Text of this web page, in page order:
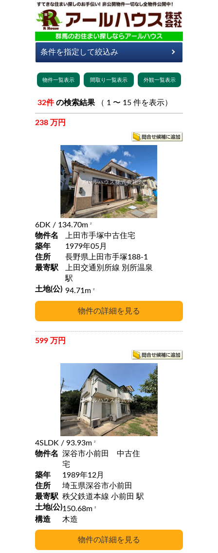
32件 の検索結果 （ 1 〜 15 件を表示）
238 万円
6DK / 134.70m 2
物件名
上田市手塚中古住宅
築年
1979年05月
住所
長野県上田市手塚188-1
最寄駅
上田交通別所線 別所温泉
駅
土地(公) 94.71m 2
599 万円
4SLDK / 93.93m 2
物件名
深谷市小前田 中古住
宅
築年
1989年12月
住所
埼玉県深谷市小前田
最寄駅
秩父鉄道本線 小前田 駅
土地(公)150.68m 2
構造 木造